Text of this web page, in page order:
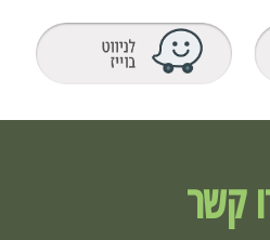
קשר